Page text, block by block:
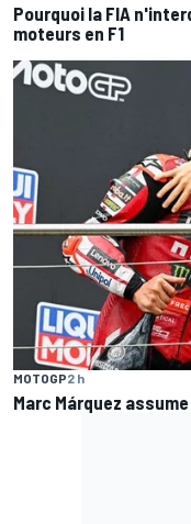
Pourquoi la FIA
moteurs en F1
MOTOGP2 h
Marc Márquez